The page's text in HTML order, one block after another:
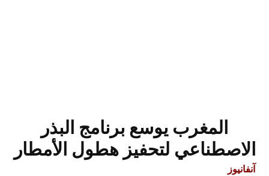
المغرب يوسع برنامج البذر
الاصطناعي لتحفيز هطول الأمطار
آنفانيوز